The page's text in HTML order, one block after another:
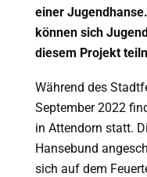
einer
können sich
diesem Projekt
Während des
September 2022
in Attendorn statt.
Hansebund
sich auf dem